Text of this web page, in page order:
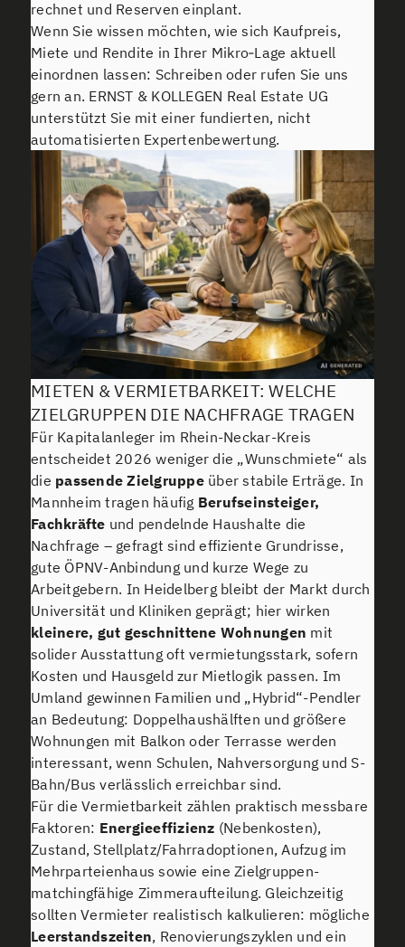
rechnet und Reserven einplant.
Wenn Sie wissen möchten, wie sich Kaufpreis,
Miete und Rendite in Ihrer Mikro‑Lage aktuell
einordnen lassen: Schreiben oder rufen Sie uns
gern an. ERNST & KOLLEGEN Real Estate UG
unterstützt Sie mit einer fundierten, nicht
automatisierten Expertenbewertung.
MIETEN & VERMIETBARKEIT: WELCHE
ZIELGRUPPEN DIE NACHFRAGE TRAGEN
Für Kapitalanleger im Rhein-Neckar-Kreis
entscheidet 2026 weniger die „Wunschmiete“ als
die passende Zielgruppeüber stabile Erträge. In
Mannheim tragen häufig Berufseinsteiger,
Fachkräfte und pendelnde Haushalte die
Nachfrage – gefragt sind effiziente Grundrisse,
gute ÖPNV-Anbindung und kurze Wege zu
Arbeitgebern. In Heidelberg bleibt der Markt durch
Universität und Kliniken geprägt; hier wirken
kleinere, gut geschnittene Wohnungen mit
solider Ausstattung oft vermietungsstark, sofern
Kosten und Hausgeld zur Mietlogik passen. Im
Umland gewinnen Familien und „Hybrid“-Pendler
an Bedeutung: Doppelhaushälften und größere
Wohnungen mit Balkon oder Terrasse werden
interessant, wenn Schulen, Nahversorgung und S-
Bahn/Bus verlässlich erreichbar sind.
Für die Vermietbarkeit zählen praktisch messbare
Faktoren: Energieeffizienz (Nebenkosten),
Zustand, Stellplatz/Fahrradoptionen, Aufzug im
Mehrparteienhaus sowie eine Zielgruppen-
matchingfähige Zimmeraufteilung. Gleichzeitig
sollten Vermieter realistisch kalkulieren: mögliche
Leerstandszeiten, Renovierungszyklen und ein